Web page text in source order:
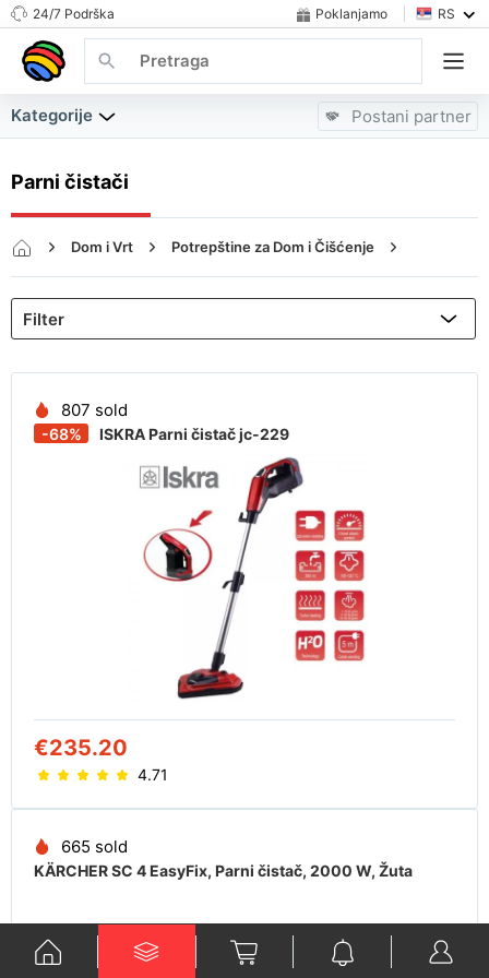
24/7 Podrška Poklanjamo RS
Kategorije Postani partner
Parni čistači
Dom i Vrt Potrepštine za Dom i Čišćenje
Parni čistači
807 sold
-68% ISKRA Parni čistač јc-229
€235.20
4.71
665 sold
KÄRCHER SC 4 EasyFix, Parni čistač, 2000 W, Žuta